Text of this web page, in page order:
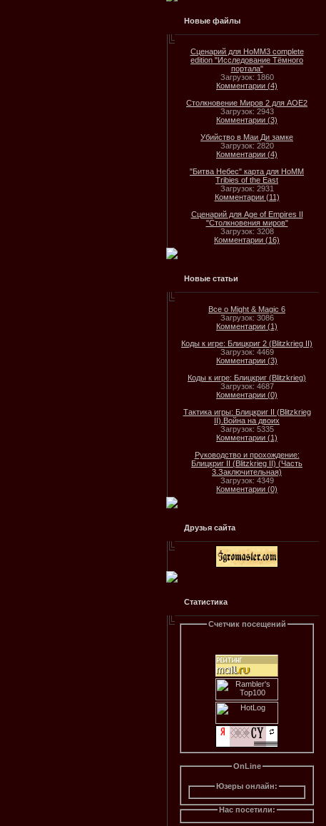
Новые файлы
Сценарий для HoMM3 complete
edition "Исследование Тёмного
портала"
Загрузок: 1860
Комментарии (4)
Столкновение Миров 2 для AOE2
Загрузок: 2943
Комментарии (3)
Убийство в Маи Ди замке
Загрузок: 2820
Комментарии (4)
"Битва Небес" карта для HoMM
Tribies of the East
Загрузок: 2931
Комментарии (11)
Сценарий для Age of Empires II
"Столкновения миров"
Загрузок: 3208
Комментарии (16)
Новые статьи
Все о Might & Magic 6
Загрузок: 3086
Комментарии (1)
Коды к игре: Блицкриг 2 (Blitzkrieg II)
Загрузок: 4469
Комментарии (3)
Коды к игре: Блицкриг (Blitzkrieg)
Загрузок: 4687
Комментарии (0)
Тактика игры: Блицкриг II (Blitzkrieg
II).Война на двоих
Загрузок: 5335
Комментарии (1)
Руководство и прохождение:
Блицкриг II (Blitzkrieg II) (Часть
3.Заключительная)
Загрузок: 4349
Комментарии (0)
Друзья сайта
Статистика
Счетчик посещений
OnLine
Юзеры онлайн:
Нас посетили: